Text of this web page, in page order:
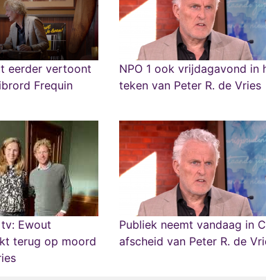
eerder vertoont
Frequin
NPO 1 ook vrijdagavond in
teken van Peter R. de Vries
Ewout
terug op moord
Publiek neemt vandaag in
afscheid van Peter R. de